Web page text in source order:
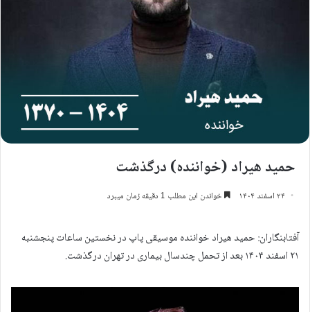
حمید هیراد (خواننده) درگذشت
۲۴ اسفند ۱۴۰۴ خواندن این مطلب 1 دقیقه زمان میبرد
آفتابنگاران: حمید هیراد خواننده موسیقی پاپ در نخستین ساعات پنجشنبه
۲۱ اسفند ۱۴۰۴ بعد از تحمل چندسال بیماری در تهران درگذشت.